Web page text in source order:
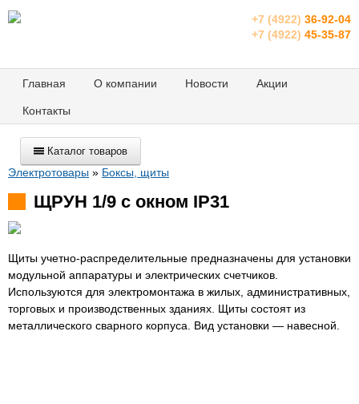
+7 (4922) 36-92-04
+7 (4922) 45-35-87
Главная О компании Новости Акции
Контакты
Каталог товаров
Электротовары » Боксы, щиты
ЩРУН 1/9 с окном IP31
Щиты учетно-распределительные предназначены для установки
модульной аппаратуры и электрических счетчиков.
Используются для электромонтажа в жилых, административных,
торговых и производственных зданиях. Щиты состоят из
металлического сварного корпуса. Вид установки — навесной.